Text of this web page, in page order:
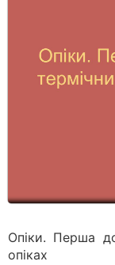
Опіки. Перша
опіках